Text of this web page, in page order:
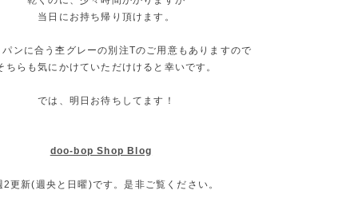
当日にお持ち帰り頂けます。
パンに合う杢グレーの別注Tのご用意もありますので
ちらも気にかけていただけけると幸いです。
では、明日お待ちしてます！
doo-bop Shop Blog
2更新(週央と日曜)です。是非ご覧ください。